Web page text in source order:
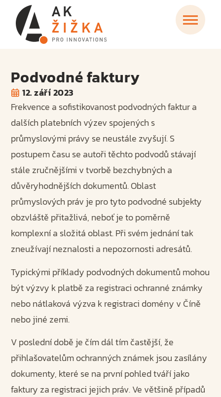
Podvodné faktury
12. září 2023
Frekvence a sofistikovanost podvodných faktur a
dalších platebních výzev spojených s
průmyslovými právy se neustále zvyšují. S
postupem času se autoři těchto podvodů stávají
stále zručnějšími v tvorbě bezchybných a
důvěryhodnějších dokumentů. Oblast
průmyslových práv je pro tyto podvodné subjekty
obzvláště přitažlivá, neboť je to poměrně
komplexní a složitá oblast. Při svém jednání tak
zneužívají neznalosti a nepozornosti adresátů.
Typickými příklady podvodných dokumentů mohou
být výzvy k platbě za registraci ochranné známky
nebo nátlaková výzva k registraci domény v Číně
nebo jiné zemi.
V poslední době je čím dál tím častější, že
přihlašovatelům ochranných známek jsou zasílány
dokumenty, které se na první pohled tváří jako
faktury za registraci jejich práv. Ve většině případů